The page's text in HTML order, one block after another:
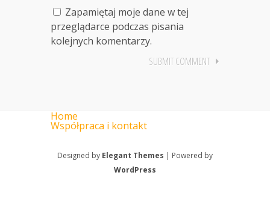
Zapamiętaj moje dane w tej
przeglądarce podczas pisania
kolejnych komentarzy.
Home
Współpraca i kontakt
Designed by Elegant Themes | Powered by
WordPress